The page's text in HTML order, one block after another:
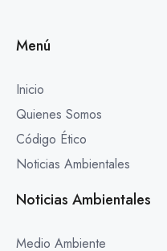
Menú
Inicio
Quienes Somos
Código Ético
Noticias Ambientales
Noticias Ambientales
Medio Ambiente